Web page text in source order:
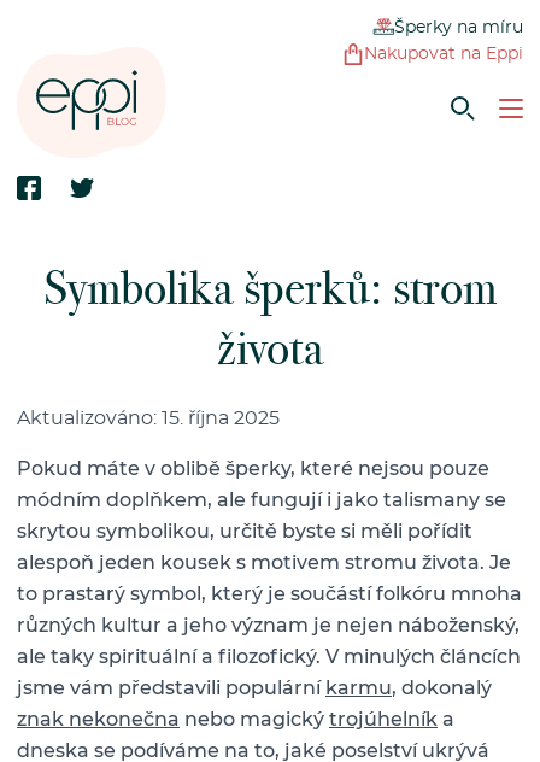
Šperky na míru
Nakupovat na Eppi
Symbolika šperků: strom
života
Aktualizováno: 15. října 2025
Pokud máte v oblibě šperky, které nejsou pouze
módním doplňkem, ale fungují i jako talismany se
skrytou symbolikou, určitě byste si měli pořídit
alespoň jeden kousek s motivem stromu života. Je
to prastarý symbol, který je součástí folkóru mnoha
různých kultur a jeho význam je nejen náboženský,
ale taky spirituální a filozofický. V minulých článcích
jsme vám představili populární karmu, dokonalý
znak nekonečna nebo magický trojúhelník a
dneska se podíváme na to, jaké poselství ukrývá